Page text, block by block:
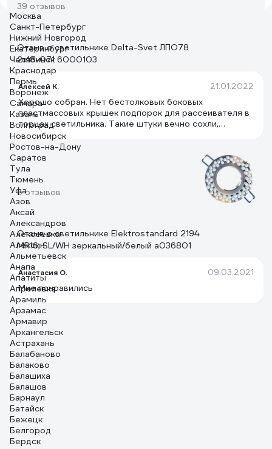
39 отзывов
Отзыв о светильнике Delta-Svet ЛПО78
2х18-071 6000103
Алексей К. 21.01.2022
Хорошо собран. Нет бестолковых боковых
пластмассовых крышек подпорок для рассеивателя в
торцах светильника. Такие штуки вечно сохли,
трескались и отваливались, а рассеиватель падал и
разбивался. Сейчас такого в этом светильнике нет.
6 отзывов
Отзыв о светильнике Elektrostandard 2194
MR16, SL/WH зеркальный/белый a036801
Анастасия О. 09.03.2021
Мне понравились
Москва
Санкт-Петербург
Нижний Новгород
Екатеринбург
Челябинск
Краснодар
Пермь
Воронеж
Самара
Казань
Волгоград
Новосибирск
Ростов-на-Дону
Саратов
Тула
Тюмень
Уфа
Азов
Аксай
Александров
Алексеевка
Алексин
Альметьевск
Анапа
Апатиты
Апрелевка
Арамиль
Арзамас
Армавир
Архангельск
Астрахань
Балабаново
Балаково
Балашиха
Балашов
Барнаул
Батайск
Бежецк
Белгород
Бердск